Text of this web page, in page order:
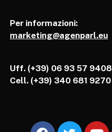
Per informazioni:
marketing@agenparl.eu
Uff. (+39) 06 93 57 9408
Cell. (+39) 340 681 9270